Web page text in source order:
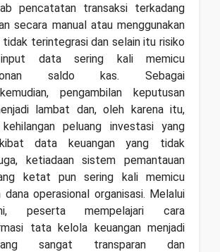
pencatatan transaksi terkadang
secara manual atau menggunakan
terintegrasi dan selain itu risiko
input data sering kali memicu
saldo kas. Sebagai
pengambilan keputusan
lambat dan, oleh karena itu,
kehilangan peluang investasi yang
data keuangan yang tidak
ketiadaan sistem pemantauan
ketat pun sering kali memicu
dana operasional organisasi. Melalui
peserta mempelajari cara
tata kelola keuangan menjadi
sangat transparan dan